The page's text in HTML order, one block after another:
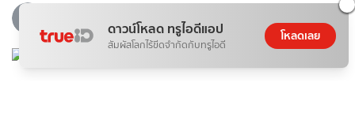
07 ส.ค. 2026ดาวน์โหลด ทรูไอดีแอป
สัมผัสโลกไร้ขีดจำกัดกับทรูไอดี
โหลดเลย